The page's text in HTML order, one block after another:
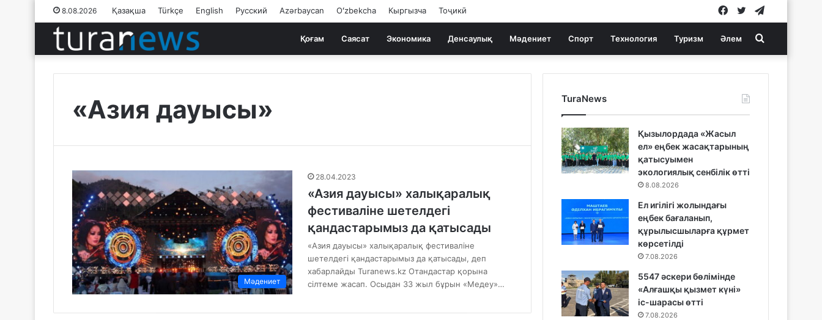
8.08.2026 Қазақша Türkçe English Русский Azərbaycan Oʻzbekcha Кыргызча Тоҷикӣ Twitter
Facebook
Қоғам Саясат Экономика Денсаулық Мәдениет Спорт Технология Туризм Әлем Search
for
«Азия дауысы»
Мәдениет
28.04.2023
«Азия дауысы» халықаралық
фестиваліне шетелдегі
қандастарымыз да қатысады
«Азия дауысы» халықаралық фестиваліне
шетелдегі қандастарымыз да қатысады, деп
хабарлайды Turanews.kz Отандастар қорына
сілтеме жасап. Осыдан 33 жыл бұрын «Медеу»…
TuraNews
Қызылордада «Жасыл
ел» еңбек жасақтарының
қатысуымен
экологиялық сенбілік өтті
8.08.2026
Ел игілігі жолындағы
еңбек бағаланып,
құрылысшыларға құрмет
көрсетілді
7.08.2026
5547 әскери бөлімінде
«Алғашқы қызмет күні»
іс-шарасы өтті
7.08.2026